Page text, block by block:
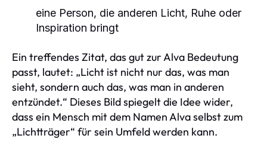
eine Person, die anderen Licht, Ruhe oder
Inspiration bringt
Ein treffendes Zitat, das gut zur Alva Bedeutung
passt, lautet: „Licht ist nicht nur das, was man
sieht, sondern auch das, was man in anderen
entzündet.“ Dieses Bild spiegelt die Idee wider,
dass ein Mensch mit dem Namen Alva selbst zum
„Lichtträger“ für sein Umfeld werden kann.